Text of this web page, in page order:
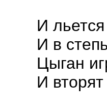
И
И в
Цыган
И